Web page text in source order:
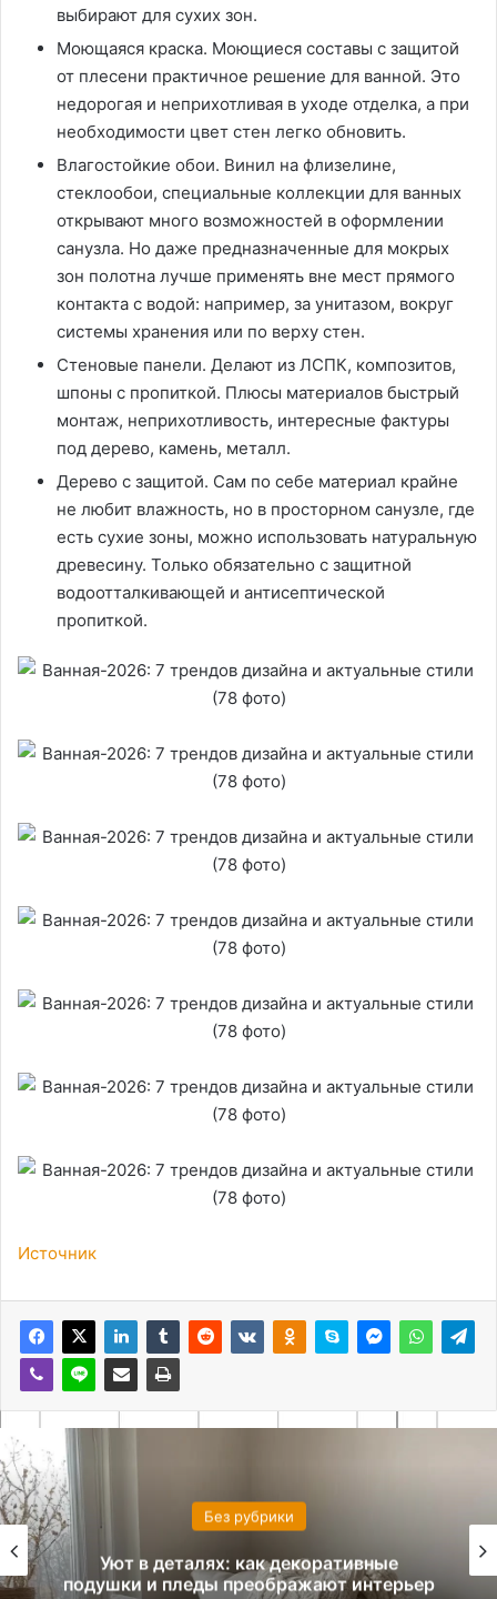
выбирают для сухих зон.
Моющаяся краска. Моющиеся составы с защитой
от плесени практичное решение для ванной. Это
недорогая и неприхотливая в уходе отделка, а при
необходимости цвет стен легко обновить.
Влагостойкие обои. Винил на флизелине,
стеклообои, специальные коллекции для ванных
открывают много возможностей в оформлении
санузла. Но даже предназначенные для мокрых
зон полотна лучше применять вне мест прямого
контакта с водой: например, за унитазом, вокруг
системы хранения или по верху стен.
Стеновые панели. Делают из ЛСПК, композитов,
шпоны с пропиткой. Плюсы материалов быстрый
монтаж, неприхотливость, интересные фактуры
под дерево, камень, металл.
Дерево с защитой. Сам по себе материал крайне
не любит влажность, но в просторном санузле, где
есть сухие зоны, можно использовать натуральную
древесину. Только обязательно с защитной
водоотталкивающей и антисептической
пропиткой.
Источник
Без рубрики
Уют в деталях: как декоративные
подушки и пледы преображают интерьер